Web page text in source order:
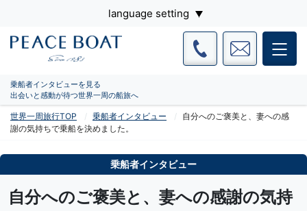
language setting
乗船者インタビューを見る
出会いと感動が待つ世界一周の船旅へ
世界一周旅行TOP 乗船者インタビュー
自分へのご褒美と、妻への感
謝の気持ちで乗船を決めました。
乗船者インタビュー
自分へのご褒美と、妻への感謝の気持